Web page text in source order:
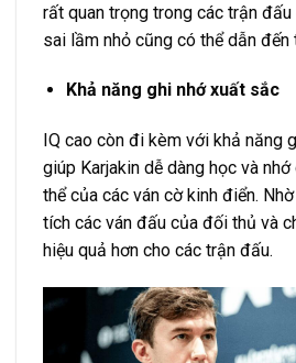
rất quan trọng trong các trận
sai lầm nhỏ cũng có thể dẫn đến
Khả năng ghi nhớ xuất sắc
IQ cao còn đi kèm với khả năng
giúp Karjakin dễ dàng học và
thể của các ván cờ kinh điển.
tích các ván đấu của đối thủ và
hiệu quả hơn cho các trận đấu.